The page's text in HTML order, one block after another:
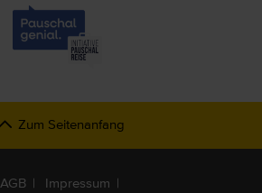
Zum Seitenanfang
AGB Impressum